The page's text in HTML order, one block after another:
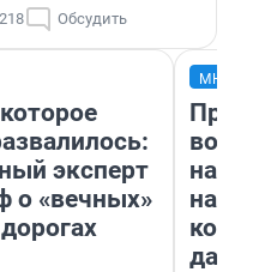
Обсудить
эксперт
о «вечных»
нам
даже